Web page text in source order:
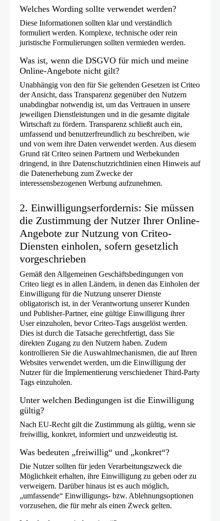
technische Identifikatoren, die aus
den Registrierungsdaten der Nutzer
auf Ihrer Website oder Ihrem CRM-
System stammen, an Ihre
Werbepartner weitergeben. So
können die Partner Geräte oder
Browser miteinander verknüpfen und
Nutzern eine nahtlose Erfahrung in
den verschiedenen von ihnen
tatsächlich oder möglicherweise
genutzten Umgebungen bieten.
Welches Wording sollte verwendet werden?
Diese Informationen sollten klar und verständlich
formuliert werden. Komplexe, technische oder rein
juristische Formulierungen sollten vermieden werden.
Was ist, wenn die DSGVO für mich und meine
Online-Angebote nicht gilt?
Unabhängig von den für Sie geltenden Gesetzen ist Criteo
der Ansicht, dass Transparenz gegenüber den Nutzern
unabdingbar notwendig ist, um das Vertrauen in unsere
jeweiligen Dienstleistungen und in die gesamte digitale
Wirtschaft zu fördern. Transparenz schließt auch ein,
umfassend und benutzerfreundlich zu beschreiben, wie
und von wem ihre Daten verwendet werden. Aus diesem
Grund rät Criteo seinen Partnern und Werbekunden
dringend, in ihre Datenschutzrichtlinien einen Hinweis auf
die Datenerhebung zum Zwecke der
interessensbezogenen Werbung aufzunehmen.
2. Einwilligungserfordernis: Sie müssen
die Zustimmung der Nutzer Ihrer Online-
Angebote zur Nutzung von Criteo-
Diensten einholen, sofern gesetzlich
vorgeschrieben
Gemäß den Allgemeinen Geschäftsbedingungen von
Criteo liegt es in allen Ländern, in denen das Einholen der
Einwilligung für die Nutzung unserer Dienste
obligatorisch ist, in der Verantwortung unserer Kunden
und Publisher-Partner, eine gültige Einwilligung ihrer
User einzuholen, bevor Criteo-Tags ausgelöst werden.
Dies ist durch die Tatsache gerechtfertigt, dass Sie
direkten Zugang zu den Nutzern haben. Zudem
kontrollieren Sie die Auswahlmechanismen, die auf Ihren
Websites verwendet werden, um die Einwilligung der
Nutzer für die Implementierung verschiedener Third-Party
Tags einzuholen.
Unter welchen Bedingungen ist die Einwilligung
gültig?
Nach EU-Recht gilt die Zustimmung als gültig, wenn sie
freiwillig, konkret, informiert und unzweideutig ist.
Was bedeuten „freiwillig“ und „konkret“?
Die Nutzer sollten für jeden Verarbeitungszweck die
Möglichkeit erhalten, ihre Einwilligung zu geben oder zu
verweigern. Darüber hinaus ist es auch möglich,
„umfassende“ Einwilligungs- bzw. Ablehnungsoptionen
vorzusehen, die für mehr als einen Zweck gelten.